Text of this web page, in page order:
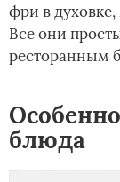
фри в духовке,
Все они
ресторанным
блюда